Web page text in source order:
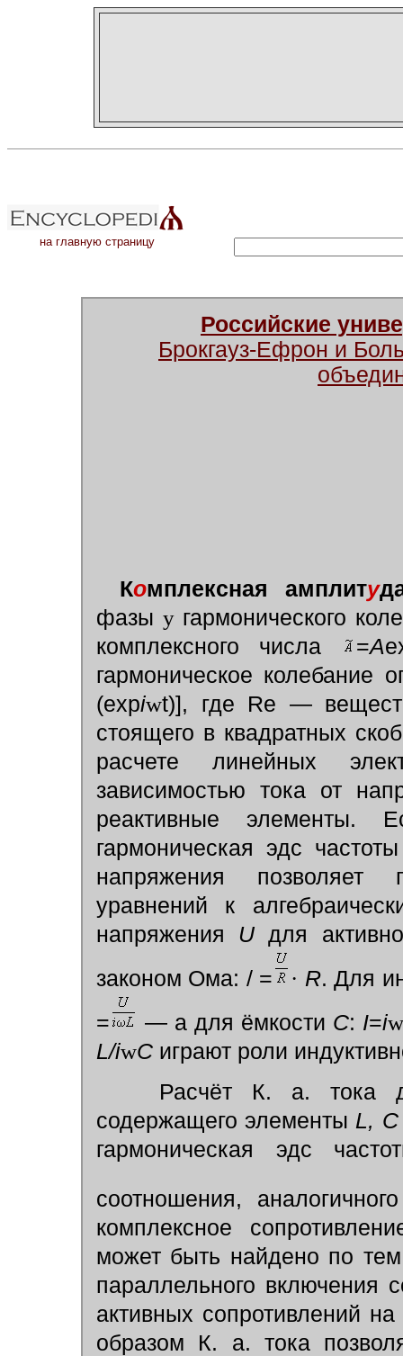
на главную страницу
Российские
Брокгауз-Ефрон и
Комплексная амплиту
фазы yгармонического
комплексного числа
=A
гармоническое колебание
(expiwt)], где Re —
стоящего в квадратных
расчете линейных
зависимостью тока от
реактивные элементы.
гармоническая эдс
напряжения позволяет
уравнений к
напряжения U для
законом Ома: / =
· R. Для
=
— а для ёмкости С: I=iw
L/iwC играют роли
Расчёт К. а. тока
содержащего элементы L, С
гармоническая эдс
соотношения,
комплексное
может быть найдено по
параллельного включения
активных сопротивлений
образом К. а. тока